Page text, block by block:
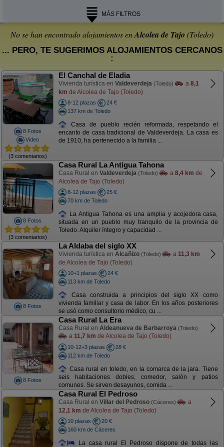
MÁS FILTROS
No se han encontrado alojamientos enAlcolea de Tajo (Toledo)
... PERO, TE SUGERIMOS ALOJAMIENTOS CERCANOS
:
8 Fotos
Video
(3 comentarios)
El Canchal de Eladia
Vivienda turística en Valdeverdeja (Toledo) a 8,1
km de Alcolea de Tajo (Toledo)
8-12 plazas
24 €
137 km de Toledo
Casa de pueblo recién reformada, respetando el
encanto de casa tradicional de Valdeverdeja. La casa es
de 1910, ha pertenecido a la familia ...
8 Fotos
(3 comentarios)
Casa Rural La Antigua Tahona
Casa Rural en Valdeverdeja (Toledo) a 8,4 km de
Alcolea de Tajo (Toledo)
8-12 plazas
25 €
70 km de Toledo
La Antigua Tahona es una amplia y acojedora casa,
situada en un pueblo muy tranquilo de la provincia de
Toledo. Alquiler íntegro y capacidad ...
8 Fotos
La Aldaba del siglo XX
Vivienda turística en Alcañizo (Toledo) a 11,3 km
de Alcolea de Tajo (Toledo)
10+1 plazas
24 €
113 km de Toledo
Casa construida a principios del siglo XX como
vivienda familiar y casa de labor. En los años posteriores
se usó como consultorio médico, cu ...
8 Fotos
Casa Rural La Era
Casa Rural en Aldeanueva de Barbarroya (Toledo)
a 11,7 km de Alcolea de Tajo (Toledo)
10-12+3 plazas
28 €
112 km de Toledo
Casa rural en toledo, en la comarca de la jara. Tiene
seis habitaciones dobles, comedor, salón y patios
comunes. Se sirven desayunos, comida ...
Casa Rural El Pedroso
Casa Rural en Villar del Pedroso (Cáceres)
a
12,1 km de Alcolea de Tajo (Toledo)
10 plazas
20 €
160 km de Cáceres
La casa rural El Pedroso dispone de todas las